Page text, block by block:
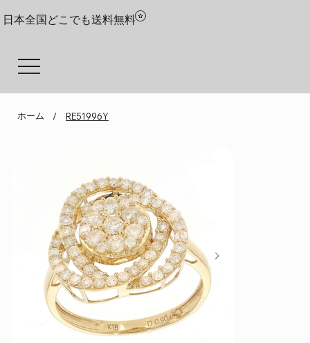
日本全国どこでも送料無料
ホーム / RE51996Y